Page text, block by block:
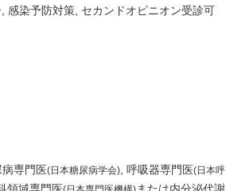
感染予防対策 セカンドオピニオン受診可
病専門医(日本糖尿病学会) 呼吸器専門医(日本呼